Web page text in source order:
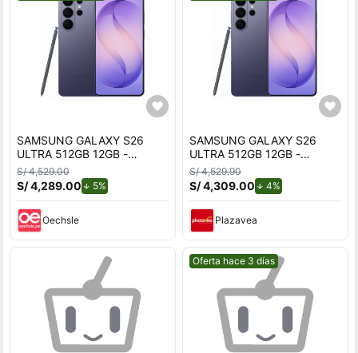
SAMSUNG GALAXY S26
ULTRA 512GB 12GB -
VIOLETA
S/ 4,529.00
S/ 4,289.00 5%
Oechsle
SAMSUNG GALAXY S26
ULTRA 512GB 12GB -
VIOLETA
S/ 4,529.90
S/ 4,309.00 4%de descuento.
Plazavea
Mejor precio.
Oferta hace 3 días